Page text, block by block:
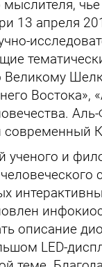
13 апреля
Востока»,
ученого и
описание
LED-